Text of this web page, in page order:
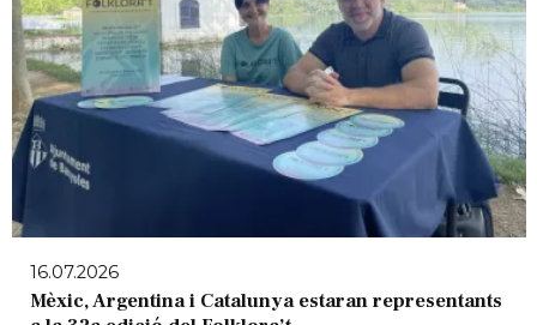
16.07.2026
Mèxic, Argentina i Catalunya estaran representants